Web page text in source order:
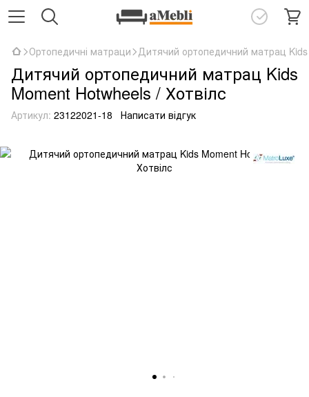
Ортопедичні матраци Дитячий ортопедичний матрац
Дитячий ортопедичний матрац Kids
Moment Hotwheels / Хотвілс
Артикул: 23122021-18 Написати відгук